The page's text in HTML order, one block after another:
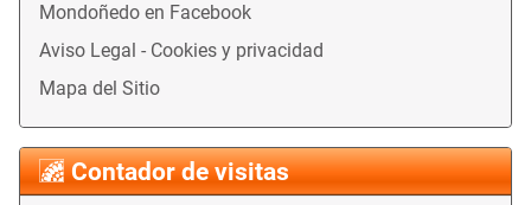
Mondoñedo en Facebook
Aviso Legal - Cookies y privacidad
Mapa del Sitio
Contador de visitas